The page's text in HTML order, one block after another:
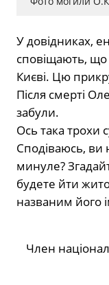
У довідниках,
сповіщають,
Києві. Цю
Після смерті
забули.
Ось така трохи
Сподіваюсь, ви
минуле?
будете йти
названим його
Член